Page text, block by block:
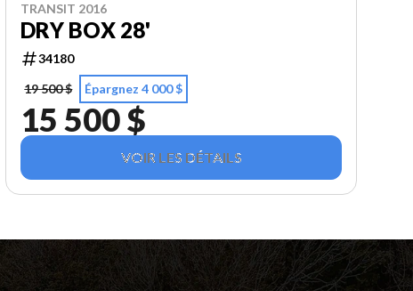
TRANSIT 2016
DRY BOX 28'
34180
19 500 $
Épargnez 4 000 $
15 500 $
VOIR LES DÉTAILS